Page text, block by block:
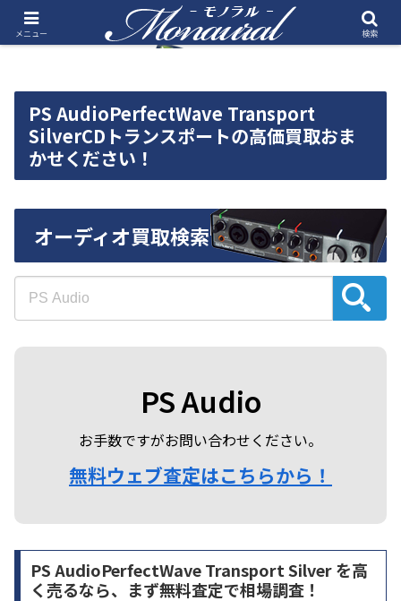
PS AudioPerfectWave Transport
SilverCDトランスポートの高価買取おま
かせください！
オーディオ買取検索
PS Audio
お手数ですがお問い合わせください。
無料ウェブ査定はこちらから！
PS AudioPerfectWave Transport Silver を高
く売るなら、まず無料査定で相場調査！
メニュー 検索